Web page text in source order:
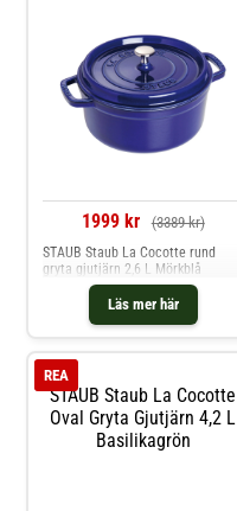
1999 kr (3389 kr)
Läs mer här
STAUB Staub La Cocotte rund
gryta gjutjärn 2,6 L Mörkblå
STAUB Staub La Cocotte
Oval Gryta Gjutjärn 4,2 L
Basilikagrön
REA